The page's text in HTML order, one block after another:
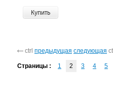
Купить
ctrl предыдущая следующая
Страницы : 1 2 3 4 5